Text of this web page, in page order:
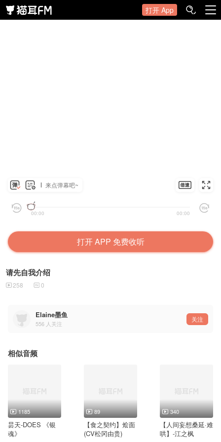
打开 App
来点弹幕吧~
00:00 00:00
打开 APP 免费收听
请先自我介绍
258 0
Elaine墨鱼
556 人关注
关注
相似音频
1185
昙天-DOES 《银
魂》
89
【食之契约】烩面
(CV松冈由贵)
340
【人间妄想桑延·难
哄】-江之枫